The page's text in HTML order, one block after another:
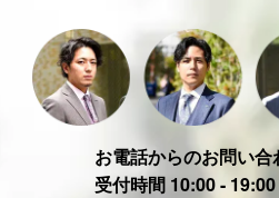
お電話からのお問い合
受付時間 10:00 - 19:00